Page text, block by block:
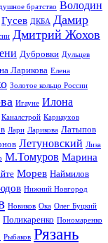
братство Володин
Гусев ДКБА Дамир
Дмитрий Жохов
Дубровки Дульцев
Ларикова Елена
Золотое кольцо России
Игауне Илона
Каналстрой Карнаухов
Лари Ларикова Латыпов
Летуновский Лиза
М.Томуров Марина
Морев Наймилов
Нижний Новгород
Новиков Ока Олег Буцкий
Поликаренко Пономаренко
Рыбаков Рязань